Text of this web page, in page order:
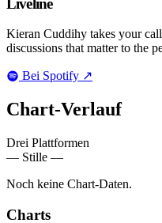
Kieran Cuddihy takes your
discussions that matter to the
Bei Spotify ↗
Chart-Verlauf
Drei Plattformen
— Stille —
Noch keine Chart-Daten.
Charts